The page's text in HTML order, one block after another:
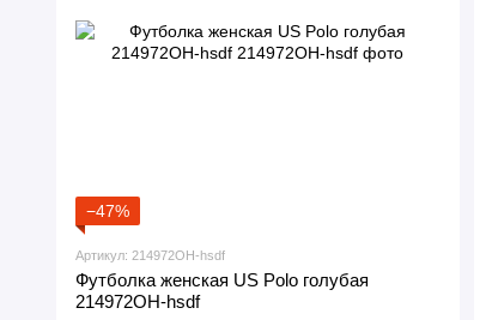
−47%
Артикул: 214972OH-hsdf
Футболка женская US Polo голубая
214972OH-hsdf